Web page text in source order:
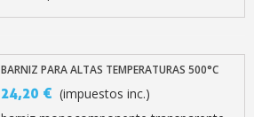
BARNIZ PARA ALTAS TEMPERATURAS 500°C
24,20 € (impuestos inc.)